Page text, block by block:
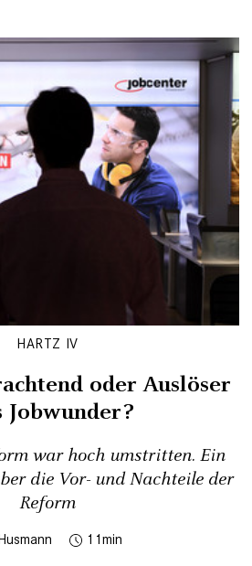
HARTZ IV
oder Auslöser
Jobwunder?
war hoch umstritten. Ein
die Vor- und Nachteile der
Reform
11